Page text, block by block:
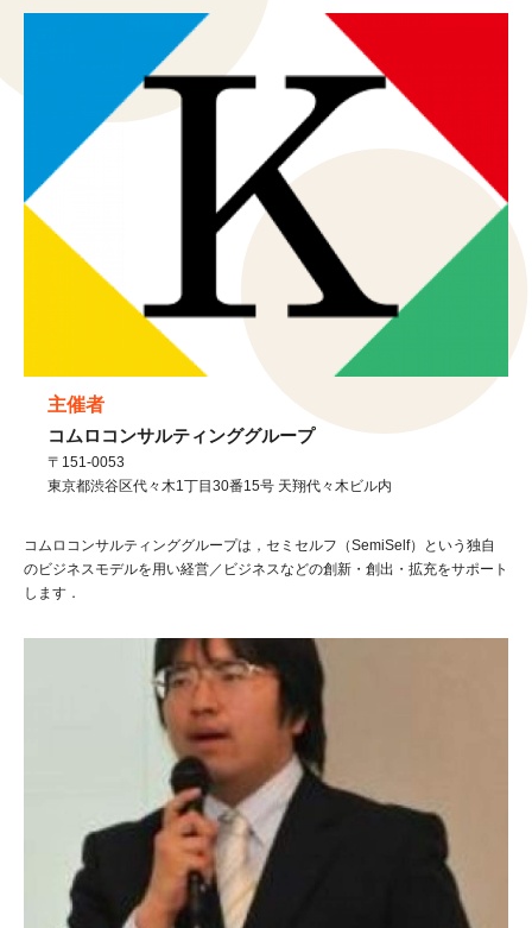
主催者
コムロコンサルティンググループ
〒151-0053
東京都渋谷区代々木1丁目30番15号 天翔代々木ビル内
コムロコンサルティンググループは，セミセルフ（SemiSelf）という独自
のビジネスモデルを用い経営／ビジネスなどの創新・創出・拡充をサポート
します．